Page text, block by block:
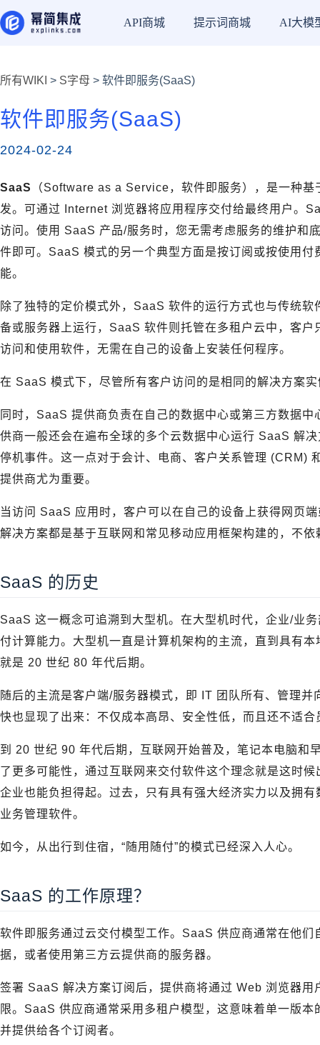
API商城 提示词商城 AI大模
所有WIKI > S字母 > 软件即服务(SaaS)
软件即服务(SaaS)
2024-02-24
SaaS
（Software as a Service，软件即服务），是一种
发。可通过 Internet 浏览器将应用程序交付给最终用户。
访问。使用 SaaS 产品/服务时，您无需考虑服务的维护和
件即可。SaaS 模式的另一个典型方面是按订阅或按使用
能。
除了独特的定价模式外，SaaS 软件的运行方式也与传统
备或服务器上运行，SaaS 软件则托管在多租户云中，客
访问和使用软件，无需在自己的设备上安装任何程序。
在 SaaS 模式下，尽管所有客户访问的是相同的解决方案
同时，SaaS 提供商负责在自己的数据中心或第三方数据
供商一般还会在遍布全球的多个云数据中心运行 SaaS 解
停机事件。这一点对于会计、电商、客户关系管理 (CRM)
提供商尤为重要。
当访问 SaaS 应用时，客户可以在自己的设备上获得网页
解决方案都是基于互联网和常见移动应用框架构建的，不
SaaS 的历史
SaaS 这一概念可追溯到大型机。在大型机时代，企业/业
付计算能力。大型机一直是计算机架构的主流，直到具有
就是 20 世纪 80 年代后期。
随后的主流是客户端/服务器模式，即 IT 团队所有、管理
快也显现了出来：不仅成本高昂、安全性低，而且还不适
到 20 世纪 90 年代后期，互联网开始普及，笔记本电脑和
了更多可能性，通过互联网来交付软件这个理念就是这时
企业也能负担得起。过去，只有具有强大经济实力以及拥
业务管理软件。
如今，从出行到住宿，“随用随付”的模式已经深入人心。
SaaS 的工作原理？
软件即服务通过云交付模型工作。SaaS 供应商通常在他
据，或者使用第三方云提供商的服务器。
签署 SaaS 解决方案订阅后，提供商将通过 Web 浏览器
限。SaaS 供应商通常采用多租户模型，这意味着单一版
并提供给各个订阅者。